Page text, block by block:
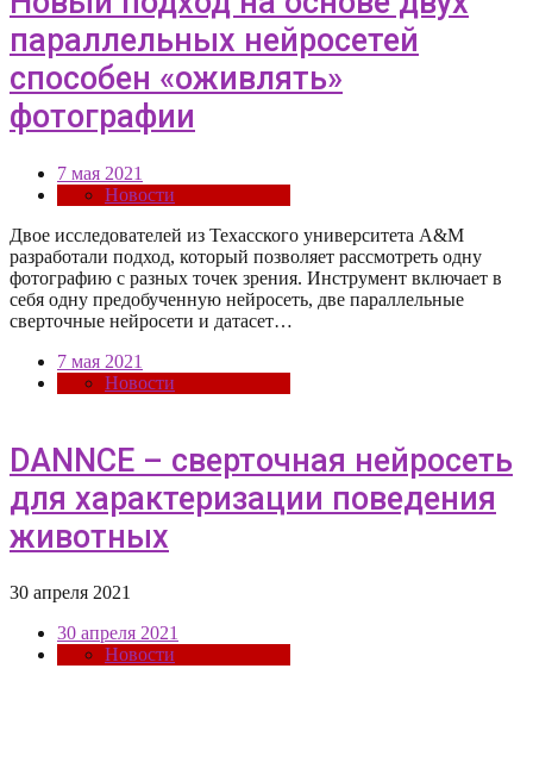
параллельных нейросетей
способен «оживлять»
фотографии
7 мая 2021
Новости
Двое исследователей из Техасского университета A&M
разработали подход, который позволяет рассмотреть одну
фотографию с разных точек зрения. Инструмент включает в
себя одну предобученную нейросеть, две параллельные
сверточные нейросети и датасет…
7 мая 2021
Новости
DANNCE – сверточная нейросеть
для характеризации поведения
животных
30 апреля 2021
30 апреля 2021
Новости